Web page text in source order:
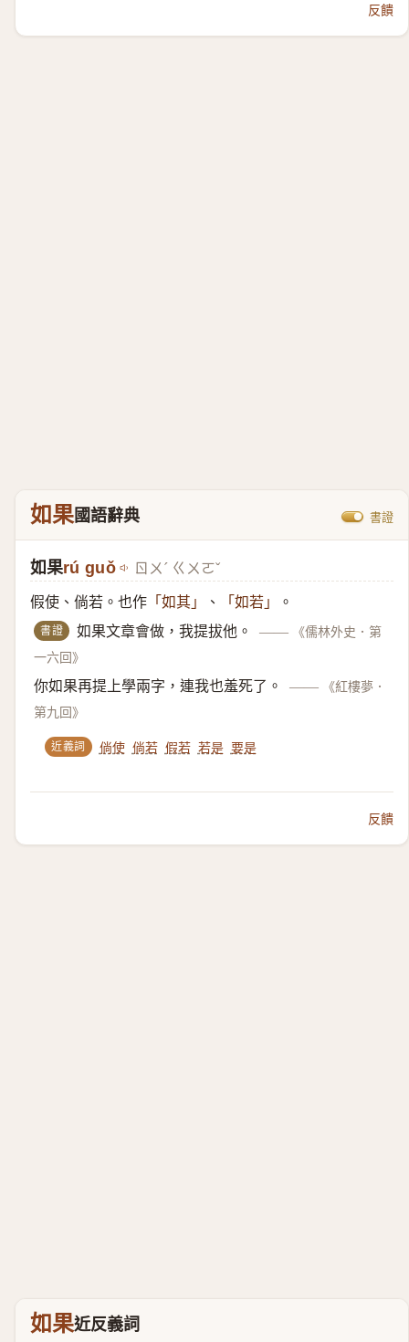
反饋
如果國語辭典 書證
如果rú guǒ ㄖㄨˊ ㄍㄨㄛˇ
假使、倘若。也作 「如其」 、 「如若」 。
書證 如果文章會做，我提拔他。 ——
《儒林外史．第
一六回》
你如果再提上學兩字，連我也羞死了。 ——
《紅樓夢．
第九回》
近義詞 倘使 倘若 假若 若是 要是
反饋
如果近反義詞